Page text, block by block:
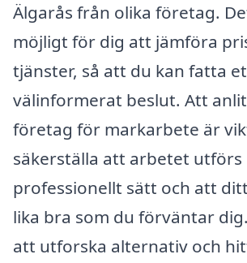
Älgarås från olika företag.
möjligt för dig att jämföra
tjänster, så att du kan fatta
välinformerat beslut. Att
företag för markarbete är
säkerställa att arbetet utförs
professionellt sätt och att
lika bra som du förväntar
att utforska alternativ och